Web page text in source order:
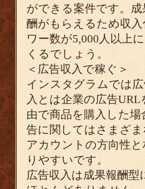
ができる案件です。
酬がもらえるため収
ワー数が5,000人以上
くるでしょう。
＜広告収入で稼ぐ＞
インスタグラムでは
入とは企業の広告
由で商品を購入した
告に関してはさまざ
アカウントの方向性
りやすいです。
広告収入は成果報酬